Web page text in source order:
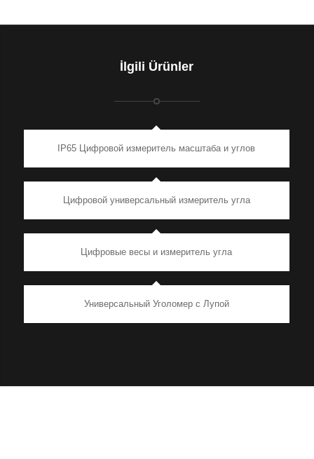
İlgili Ürünler
IP65 Цифровой измеритель масштаба и углов
Цифровой универсальный измеритель угла
Цифровые весы и измеритель угла
Универсальный Уголомер с Лупой